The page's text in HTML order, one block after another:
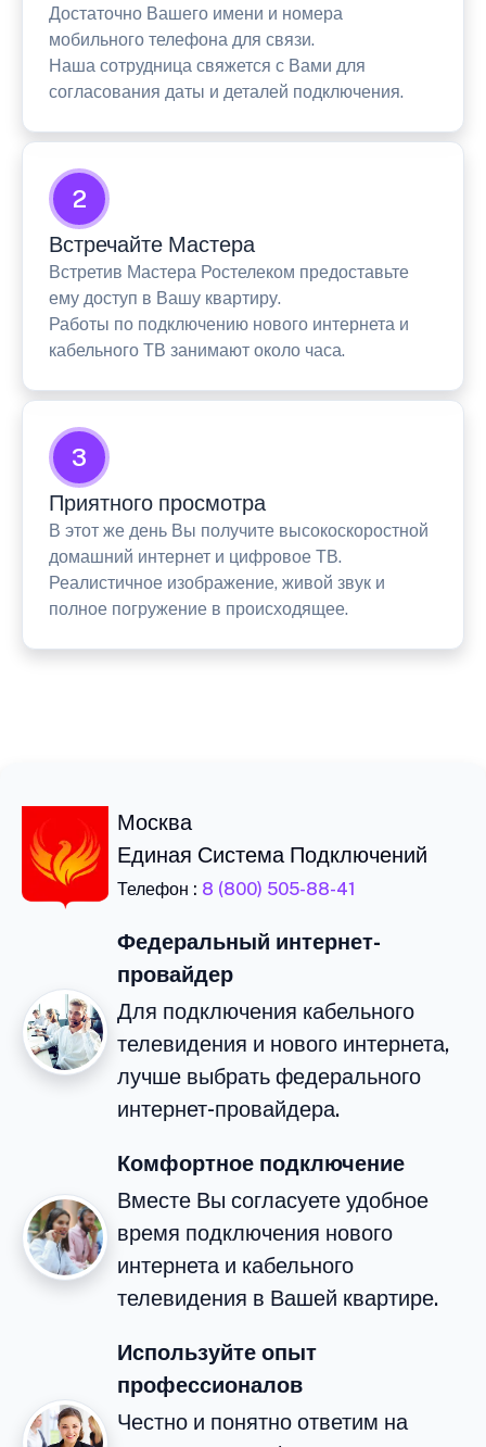
Достаточно Вашего имени и номера
мобильного телефона для связи.
Наша сотрудница свяжется с Вами для
согласования даты и деталей подключения.
2
Встречайте Мастера
Встретив Мастера Ростелеком предоставьте
ему доступ в Вашу квартиру.
Работы по подключению нового интернета и
кабельного ТВ занимают около часа.
3
Приятного просмотра
В этот же день Вы получите высокоскоростной
домашний интернет и цифровое ТВ.
Реалистичное изображение, живой звук и
полное погружение в происходящее.
Москва
Единая Система Подключений
Телефон : 8 (800) 505-88-41
Федеральный интернет-
провайдер
Для подключения кабельного
телевидения и нового интернета,
лучше выбрать федерального
интернет-провайдера.
Комфортное подключение
Вместе Вы согласуете удобное
время подключения нового
интернета и кабельного
телевидения в Вашей квартире.
Используйте опыт
профессионалов
Честно и понятно ответим на